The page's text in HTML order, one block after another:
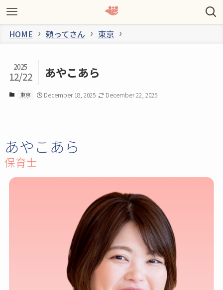
HOME 頼ってさん 東京
あやこあら
2025
12/22
東京 December 18, 2025 December 22, 2025
あやこあら
保育士